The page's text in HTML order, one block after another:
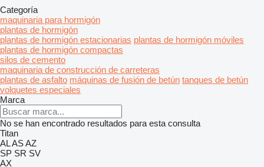
Categoría
maquinaria para hormigón
plantas de hormigón
plantas de hormigón estacionarias plantas de hormigón móviles
plantas de hormigón compactas
silos de cemento
maquinaria de construcción de carreteras
plantas de asfalto máquinas de fusión de betún tanques de betún
volquetes especiales
Marca
No se han encontrado resultados para esta consulta
Titan
ALASAZ
SP SR SV
AX